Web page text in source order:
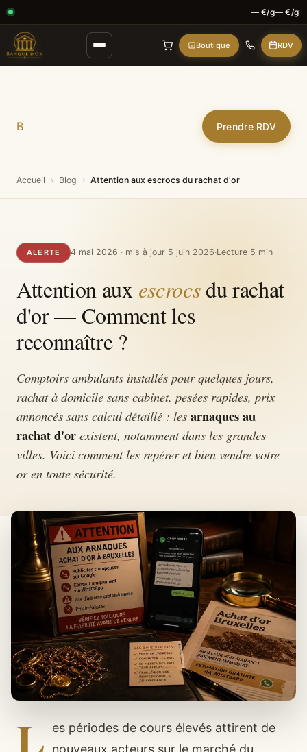
— €/g— €/g
Boutique RDV
B Prendre RDV
Accueil › Blog › Attention aux escrocs du rachat d'or
ALERTE 4 mai 2026 · mis à jour 5 juin 2026·Lecture 5 min
Attention aux escrocsdu rachat
d'or — Comment les
reconnaître ?
Comptoirs ambulants installés pour quelques jours,
rachat à domicile sans cabinet, pesées rapides, prix
annoncés sans calcul détaillé : les arnaques au
rachat d'or existent, notamment dans les grandes
villes. Voici comment les repérer et bien vendre votre
or en toute sécurité.
L es périodes de cours élevés attirent de
nouveaux acteurs sur le marché du